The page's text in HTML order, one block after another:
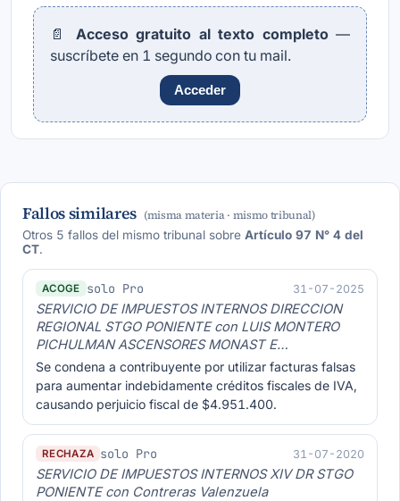
📄 Acceso gratuito al texto completo—
suscríbete en 1 segundo con tu mail.
Acceder
Fallos similares (misma materia · mismo tribunal)
Otros 5 fallos del mismo tribunal sobre Artículo 97 N° 4 del
CT.
ACOGE solo Pro 31-07-2025
SERVICIO DE IMPUESTOS INTERNOS DIRECCION
REGIONAL STGO PONIENTE con LUIS MONTERO
PICHULMAN ASCENSORES MONAST E…
Se condena a contribuyente por utilizar facturas falsas
para aumentar indebidamente créditos fiscales de IVA,
causando perjuicio fiscal de $4.951.400.
RECHAZA solo Pro 31-07-2020
SERVICIO DE IMPUESTOS INTERNOS XIV DR STGO
PONIENTE con Contreras Valenzuela